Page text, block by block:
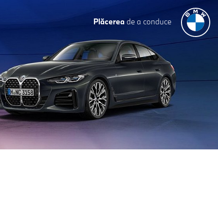
Plăcerea de a conduce